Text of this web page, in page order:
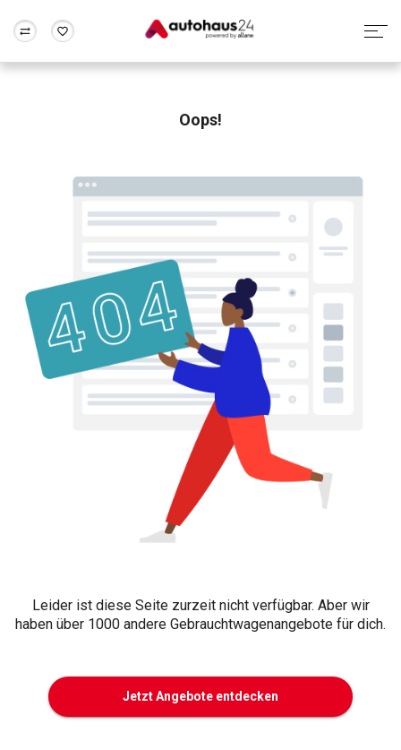
Rund um die Inzahlungnahme
Oops!
Leider ist diese Seite zurzeit nicht verfügbar. Aber wir
haben über 1000 andere Gebrauchtwagenangebote für dich.
Jetzt Angebote entdecken